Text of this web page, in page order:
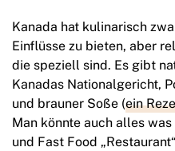
Kanada hat kulinarisch
Einflüsse zu bieten, aber
die speziell sind. Es gibt
Kanadas Nationalgericht,
und brauner Soße (ein
Man könnte auch alles
und Fast Food